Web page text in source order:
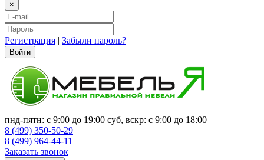
×
Регистрация | Забыли пароль?
Войти
пнд-пятн: с 9:00 до 19:00 суб, вскр: с 9:00 до 18:00
8 (499) 350-50-29
8 (499) 964-44-11
Заказать звонок